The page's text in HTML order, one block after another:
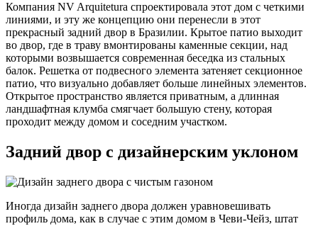
Компания NV Arquitetura спроектировала этот дом с четкими
линиями, и эту же концепцию они перенесли в этот
прекрасный задний двор в Бразилии. Крытое патио выходит
во двор, где в траву вмонтированы каменные секции, над
которыми возвышается современная беседка из стальных
балок. Решетка от подвесного элемента затеняет секционное
патио, что визуально добавляет больше линейных элементов.
Открытое пространство является приватным, а длинная
ландшафтная клумба смягчает большую стену, которая
проходит между домом и соседним участком.
Задний двор с дизайнерским уклоном
Иногда дизайн заднего двора должен уравновешивать
профиль дома, как в случае с этим домом в Чеви-Чейз, штат